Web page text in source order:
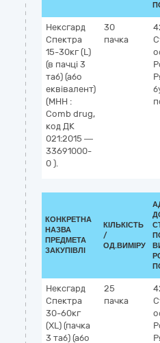
Нексгард
Спектра
15-30кг (L)
(в пачці 3
таб) (або
еквівалент)
(МНН :
Comb drug,
код ДК
021:2015 —
33691000-
0 ).
30
пачка
КОНКРЕТНА
НАЗВА
ПРЕДМЕТА
ЗАКУПІВЛІ
КІЛЬКІСТЬ
/
ОД.ВИМІРУ
Нексгард
Спектра
30-60кг
(XL) (пачка
3 таб) (або
25
пачка